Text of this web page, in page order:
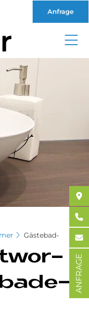
Anfrage
Gästebad-
ANFRAGE